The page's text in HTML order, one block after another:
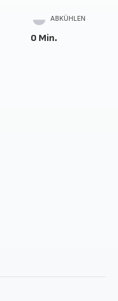
ABKÜHLEN
0 Min.